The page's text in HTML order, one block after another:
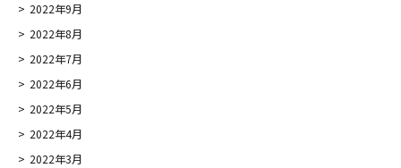
2022年9月
2022年8月
2022年7月
2022年6月
2022年5月
2022年4月
2022年3月